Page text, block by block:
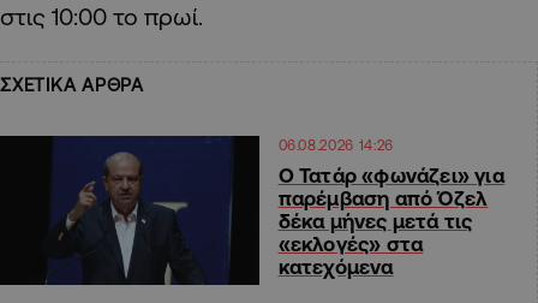
στις 10:00 το πρωί.
ΣΧΕΤΙΚΑ ΑΡΘΡΑ
06.08.2026 14:26
Ο Τατάρ «φωνάζει» για
παρέμβαση από Όζελ
δέκα μήνες μετά τις
«εκλογές» στα
κατεχόμενα